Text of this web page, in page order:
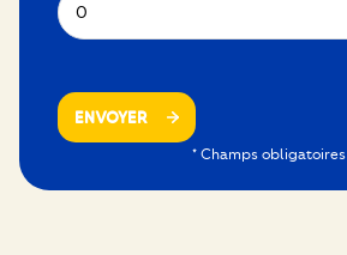
ENVOYER
* Champs obligatoires